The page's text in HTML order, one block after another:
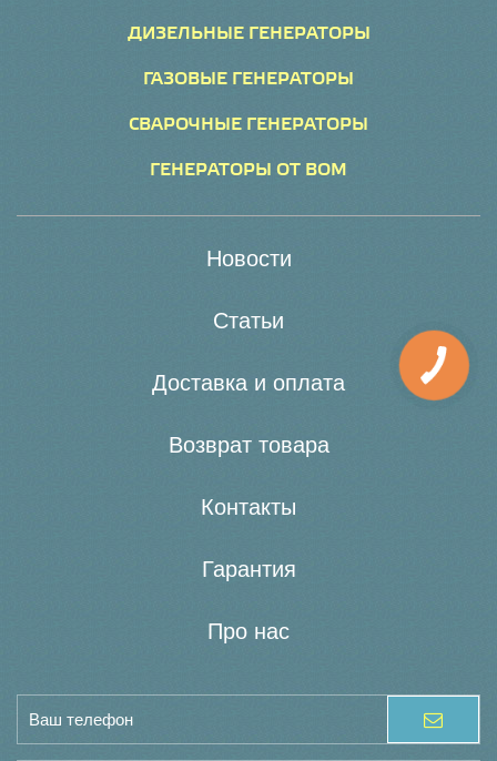
ДИЗЕЛЬНЫЕ ГЕНЕРАТОРЫ
ГАЗОВЫЕ ГЕНЕРАТОРЫ
СВАРОЧНЫЕ ГЕНЕРАТОРЫ
ГЕНЕРАТОРЫ ОТ ВОМ
Новости
Статьи
Доставка и оплата
Возврат товара
Контакты
Гарантия
Про нас